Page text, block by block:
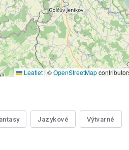
Leaflet | ©OpenStreetMap
Jazykové Výtvarné